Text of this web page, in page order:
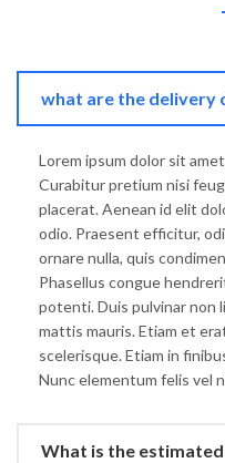
what are the delivery
Lorem ipsum dolor sit
Curabitur pretium nisi
placerat. Aenean id elit
odio. Praesent efficitur,
ornare nulla, quis
Phasellus congue
potenti. Duis pulvinar non
mattis mauris. Etiam et
scelerisque. Etiam in
Nunc elementum felis vel
What is the